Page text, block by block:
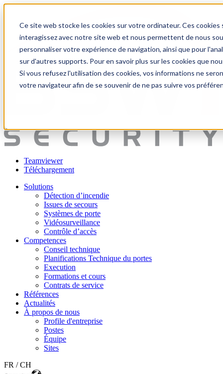
Ce site web stocke les cookies sur votre ordinateur. Ces
interagissez avec notre site web et nous permettent de nous
personnaliser votre expérience de navigation, ainsi que pour
sur d'autres supports. Pour en savoir plus sur les cookies que
Si vous refusez l'utilisation des cookies, vos informations ne
votre navigateur afin de se souvenir de ne pas suivre vos
Teamviewer
Téléchargement
Solutions
Détection d’incendie
Issues de secours
Systèmes de porte
Vidéosurveillance
Contrôle d’accès
Competences
Conseil technique
Planifications Technique du portes
Execution
Formations et cours
Contrats de service
Références
Actualités
À propos de nous
Profile d'entreprise
Postes
Équipe
Sites
FR / CH